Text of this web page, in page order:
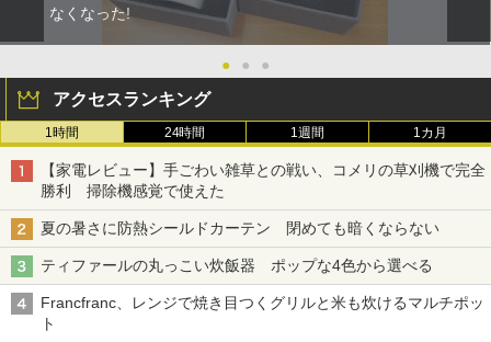
なくなった!
● ● ●
アクセスランキング
1時間 24時間 1週間 1カ月
【家電レビュー】手ごわい雑草との戦い、コメリの草刈機で完全
勝利 掃除機感覚で使えた
夏の暑さに防熱シールドカーテン 閉めても暗くならない
ティファールの丸っこい炊飯器 ポップな4色から選べる
Francfranc、レンジで焼き目つくグリルと米も炊けるマルチポッ
ト